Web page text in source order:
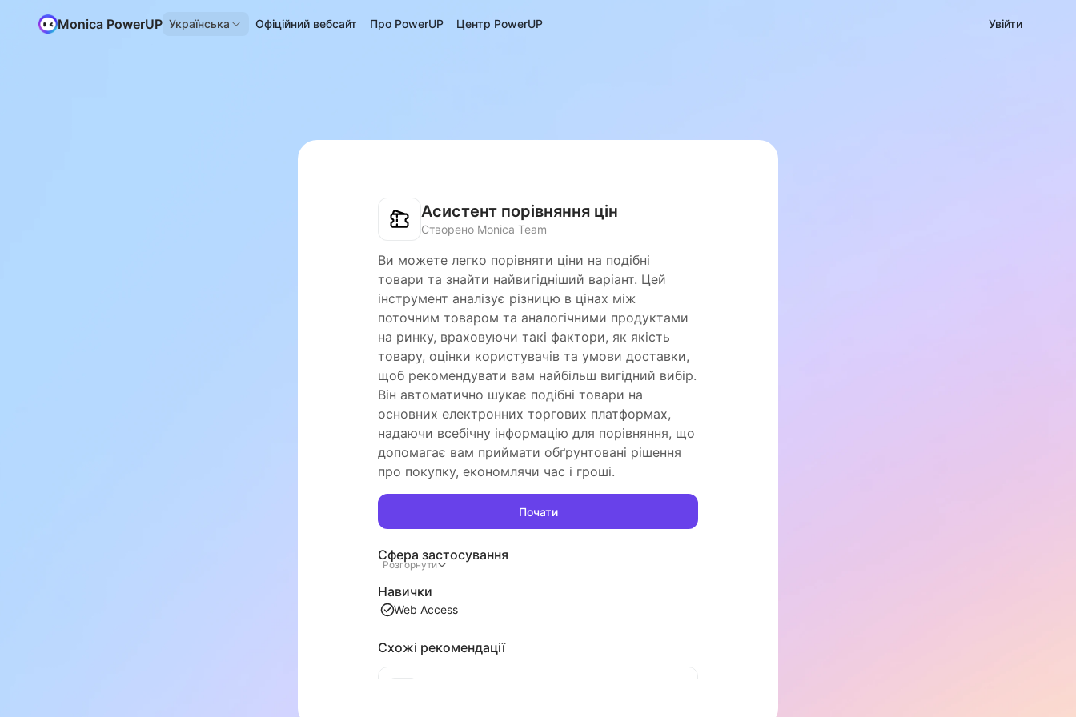
Monica PowerUP Українська Офіційний вебсайт Про PowerUP Центр PowerUP Увійти
Асистент порівняння цін
Створено Monica Team
Ви можете легко порівняти ціни на подібні
товари та знайти найвигідніший варіант. Цей
інструмент аналізує різницю в цінах між
поточним товаром та аналогічними продуктами
на ринку, враховуючи такі фактори, як якість
товару, оцінки користувачів та умови доставки,
щоб рекомендувати вам найбільш вигідний вибір.
Він автоматично шукає подібні товари на
основних електронних торгових платформах,
надаючи всебічну інформацію для порівняння, що
допомагає вам приймати обґрунтовані рішення
про покупку, економлячи час і гроші.
Почати
Сфера застосування
Розгорнути
Навички
Web Access
Схожі рекомендації